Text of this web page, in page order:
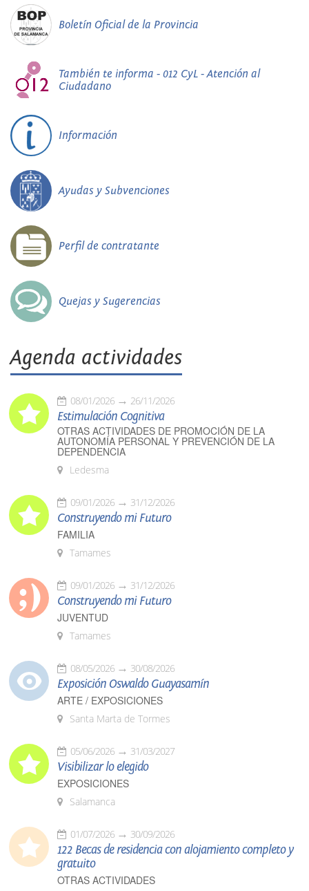
Boletín Oficial de la Provincia
También te informa - 012 CyL - Atención al
Ciudadano
Información
Ayudas y Subvenciones
Perfil de contratante
Quejas y Sugerencias
Agenda actividades
08/01/2026 26/11/2026
Estimulación Cognitiva
OTRAS ACTIVIDADES DE PROMOCIÓN DE LA
AUTONOMÍA PERSONAL Y PREVENCIÓN DE LA
DEPENDENCIA
Ledesma
09/01/2026 31/12/2026
Construyendo mi Futuro
FAMILIA
Tamames
09/01/2026 31/12/2026
Construyendo mi Futuro
JUVENTUD
Tamames
08/05/2026 30/08/2026
Exposición Oswaldo Guayasamín
ARTE / EXPOSICIONES
Santa Marta de Tormes
05/06/2026 31/03/2027
Visibilizar lo elegido
EXPOSICIONES
Salamanca
01/07/2026 30/09/2026
122 Becas de residencia con alojamiento completo y
gratuito
OTRAS ACTIVIDADES